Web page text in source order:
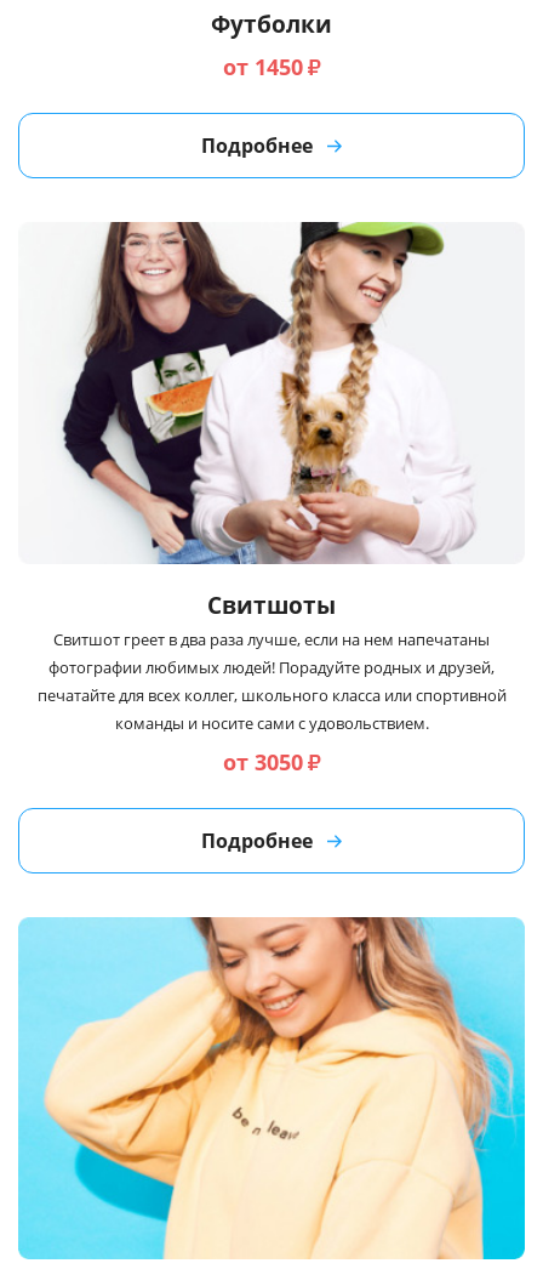
Футболки
от 1450₽
Подробнее
Свитшоты
Свитшот греет в два раза лучше, если на нем напечатаны
фотографии любимых людей! Порадуйте родных и друзей,
печатайте для всех коллег, школьного класса или спортивной
команды и носите сами с удовольствием.
от 3050₽
Подробнее